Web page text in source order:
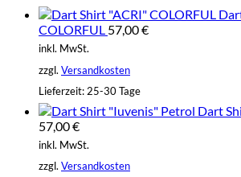
COLORFUL 57,00€
inkl. MwSt.
zzgl. Versandkosten
Lieferzeit: 25-30 Tage
Dart
57,00€
inkl. MwSt.
zzgl. Versandkosten